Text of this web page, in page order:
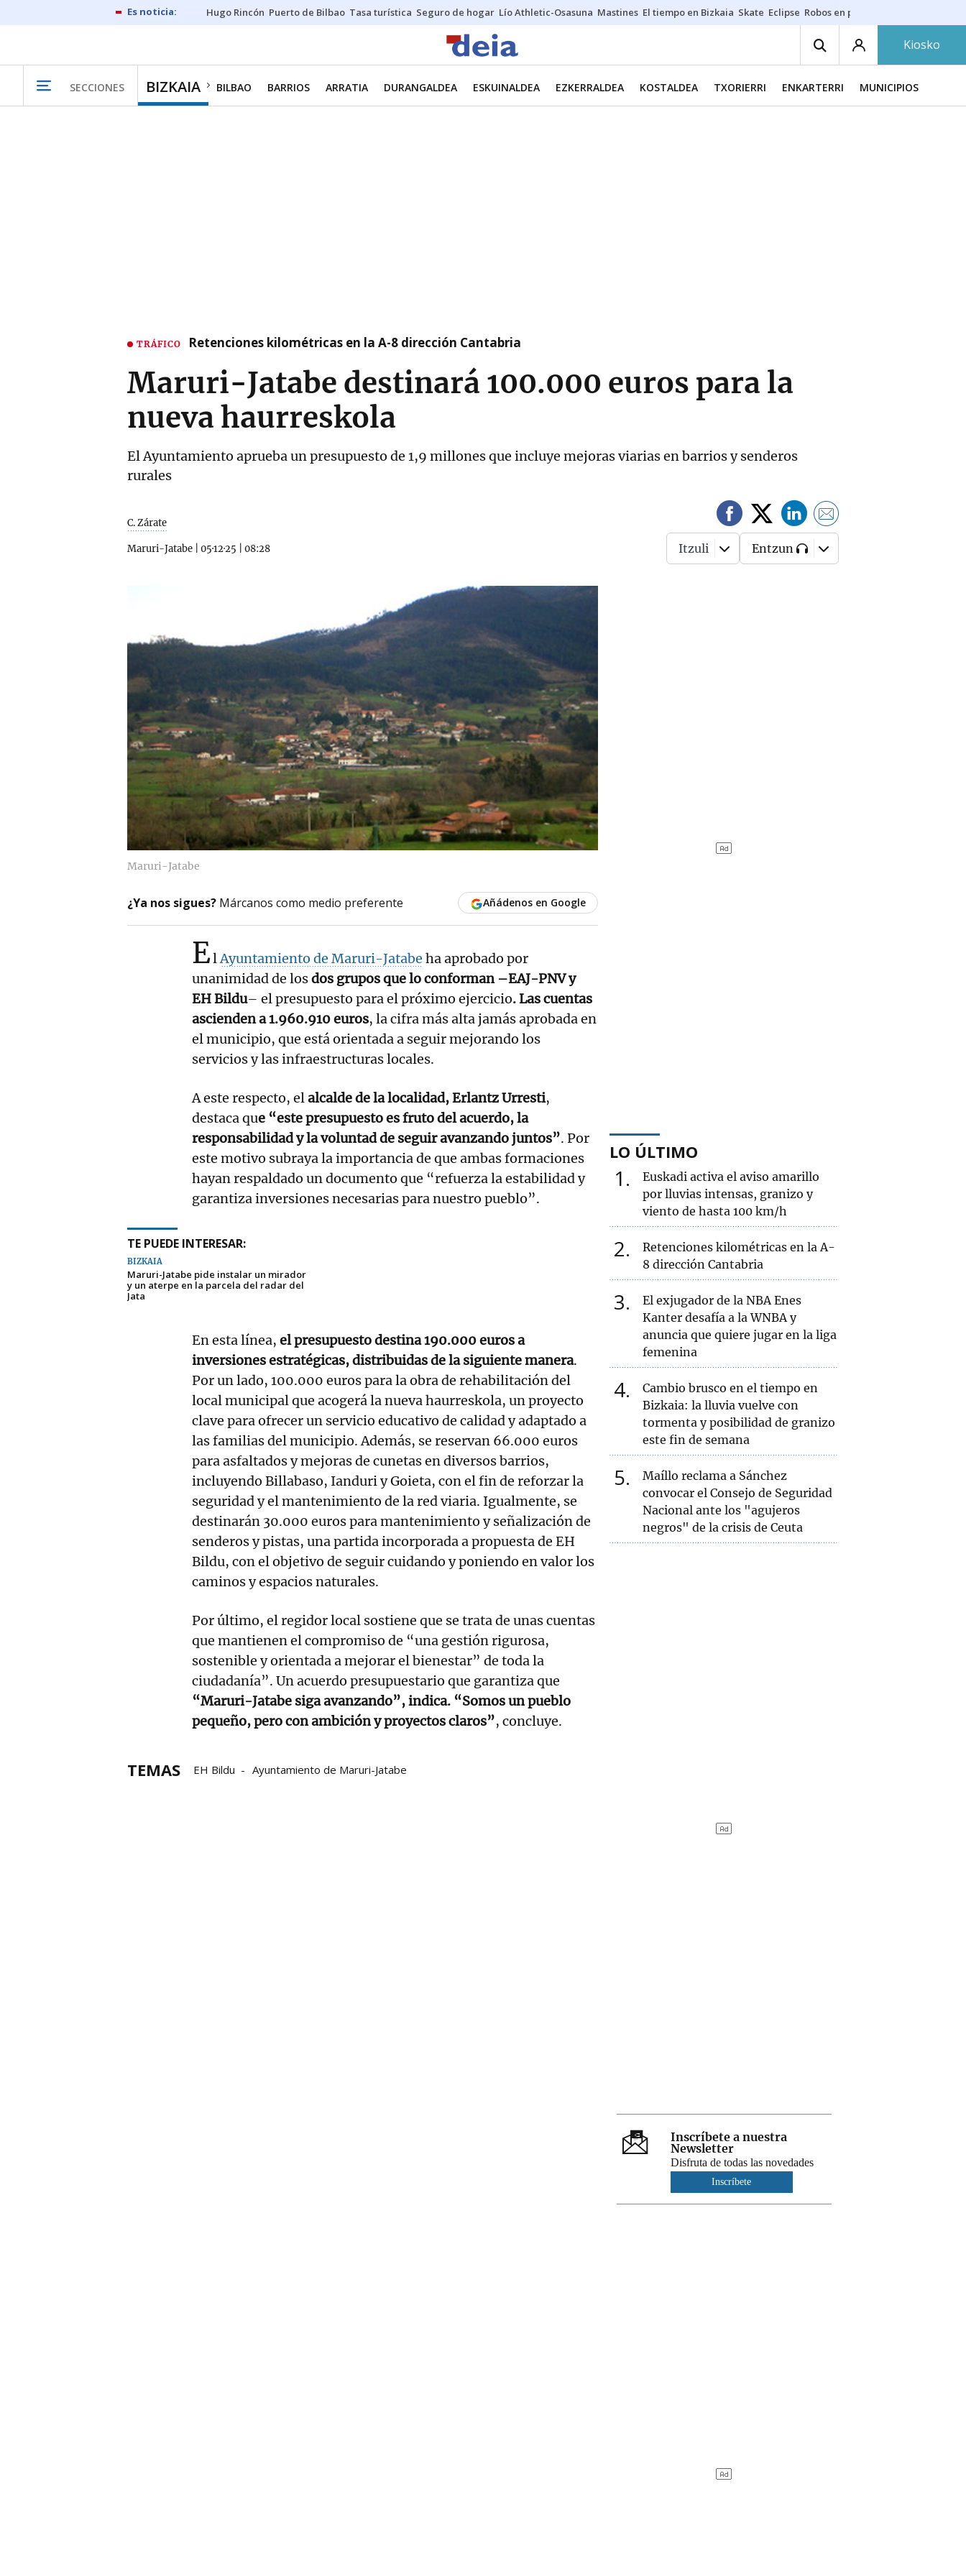
Hugo Rincón Puerto de Bilbao Tasa turística Seguro de hogar Lío Athletic-Osasuna Mastines El tiempo en Bizkaia Skate Eclipse Robos en playas
Kiosko
SECCIONES BIZKAIA BILBAO BARRIOS ARRATIA DURANGALDEA ESKUINALDEA EZKERRALDEA KOSTALDEA TXORIERRI ENKARTERRI MUNICIPIOS
TRÁFICO Retenciones kilométricas en la A-8 dirección Cantabria
Maruri-Jatabe destinará 100.000 euros para la
nueva haurreskola
El Ayuntamiento aprueba un presupuesto de 1,9 millones que incluye mejoras viarias en barrios y senderos
rurales
C. Zárate
Maruri-Jatabe 05·12·25 08:28 Itzuli Entzun
Maruri-Jatabe
¿Ya nos sigues? Márcanos como medio preferente Añádenos en Google
ElAyuntamiento de Maruri-Jatabe ha aprobado por
unanimidad de losdos grupos que lo conforman –EAJ-PNV y
EH Bildu– el presupuesto para el próximo ejercicio. Las cuentas
ascienden a 1.960.910 euros, la cifra más alta jamás aprobada en
el municipio, que está orientada a seguir mejorando los
servicios y las infraestructuras locales.
A este respecto, elalcalde de la localidad, Erlantz Urresti,
destaca que “este presupuesto es fruto del acuerdo, la
responsabilidad y la voluntad de seguir avanzando juntos”. Por
este motivo subraya la importancia de que ambas formaciones
hayan respaldado un documento que “refuerza la estabilidad y
garantiza inversiones necesarias para nuestro pueblo”.
TE PUEDE INTERESAR:
BIZKAIA
Maruri-Jatabe pide instalar un mirador
y un aterpe en la parcela del radar del
Jata
En esta línea, el presupuesto destina 190.000 euros a
inversiones estratégicas, distribuidas de la siguiente manera.
Por un lado, 100.000 euros para la obra de rehabilitación del
local municipal que acogerá la nueva haurreskola, un proyecto
clave para ofrecer un servicio educativo de calidad y adaptado a
las familias del municipio. Además, se reservan 66.000 euros
para asfaltados y mejoras de cunetas en diversos barrios,
incluyendo Billabaso, Ianduri y Goieta, con el fin de reforzar la
seguridad y el mantenimiento de la red viaria. Igualmente, se
destinarán 30.000 euros para mantenimiento y señalización de
senderos y pistas, una partida incorporada a propuesta de EH
Bildu, con el objetivo de seguir cuidando y poniendo en valor los
caminos y espacios naturales.
Por último, el regidor local sostiene que se trata de unas cuentas
que mantienen el compromiso de “una gestión rigurosa,
sostenible y orientada a mejorar el bienestar” de toda la
ciudadanía”. Un acuerdo presupuestario que garantiza que
“Maruri-Jatabe siga avanzando”, indica. “Somos un pueblo
pequeño, pero con ambición y proyectos claros”, concluye.
TEMAS EH Bildu Ayuntamiento de Maruri-Jatabe
LO ÚLTIMO
1
Euskadi activa el aviso amarillo
por lluvias intensas, granizo y
viento de hasta 100 km/h
2
Retenciones kilométricas en la A-
8 dirección Cantabria
3
El exjugador de la NBA Enes
Kanter desafía a la WNBA y
anuncia que quiere jugar en la liga
femenina
4
Cambio brusco en el tiempo en
Bizkaia: la lluvia vuelve con
tormenta y posibilidad de granizo
este fin de semana
5
Maíllo reclama a Sánchez
convocar el Consejo de Seguridad
Nacional ante los "agujeros
negros" de la crisis de Ceuta
Inscríbete a nuestra
Newsletter
Disfruta de todas las novedades
Inscríbete